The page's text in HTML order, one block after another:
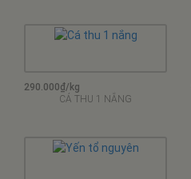
290.000₫/kg
CÁ THU 1 NẮNG